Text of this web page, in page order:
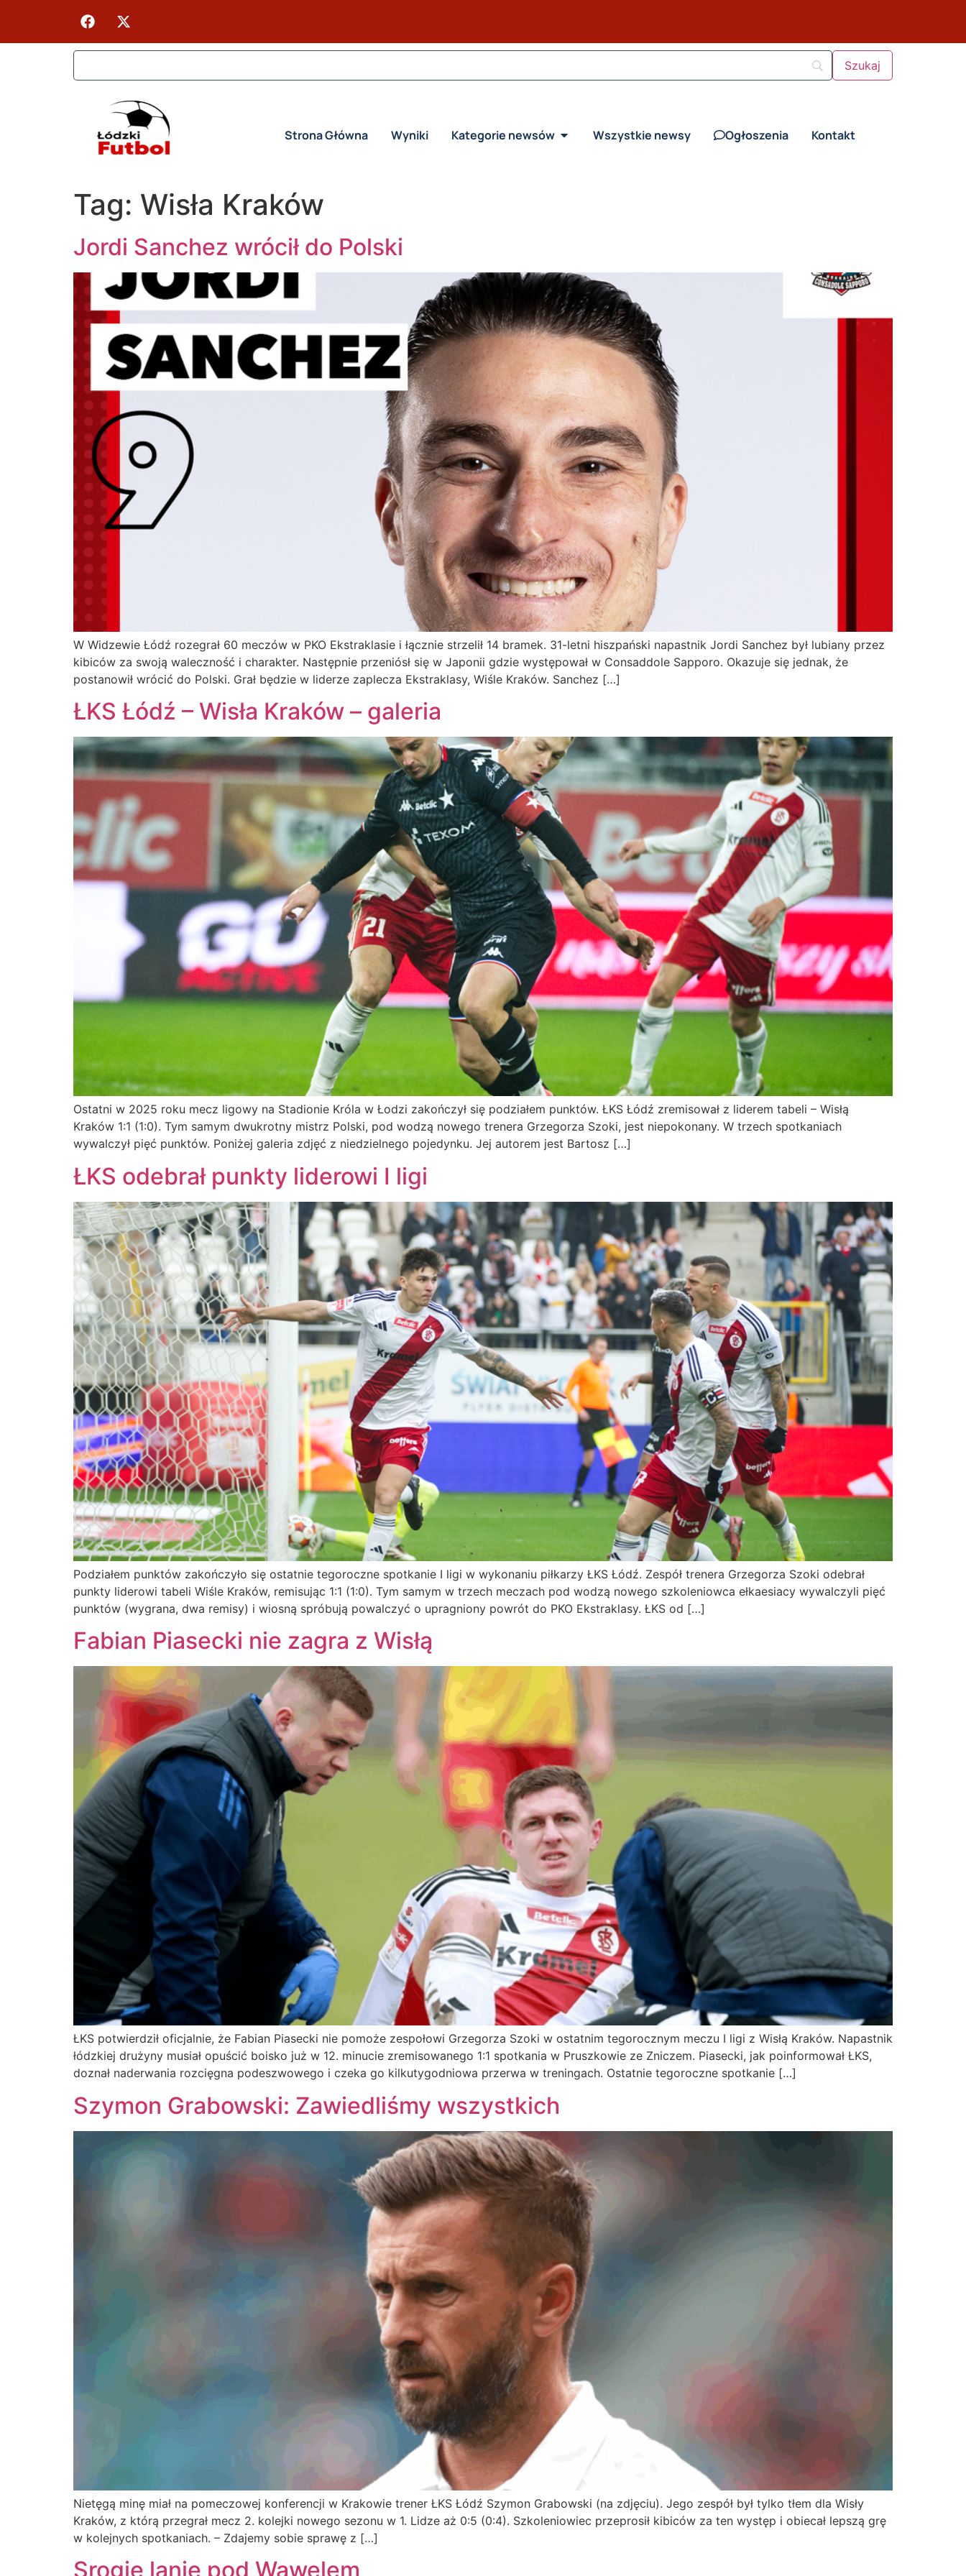
Strona Główna Wyniki Kategorie newsów Wszystkie newsy Ogłoszenia Kontakt
Tag: Wisła Kraków
Jordi Sanchez wrócił do Polski
W Widzewie Łódź rozegrał 60 meczów w PKO Ekstraklasie i łącznie strzelił 14 bramek. 31-letni hiszpański napastnik Jordi Sanchez był lubiany przez
kibiców za swoją waleczność i charakter. Następnie przeniósł się w Japonii gdzie występował w Consaddole Sapporo. Okazuje się jednak, że
postanowił wrócić do Polski. Grał będzie w liderze zaplecza Ekstraklasy, Wiśle Kraków. Sanchez […]
ŁKS Łódź – Wisła Kraków – galeria
Ostatni w 2025 roku mecz ligowy na Stadionie Króla w Łodzi zakończył się podziałem punktów. ŁKS Łódź zremisował z liderem tabeli – Wisłą
Kraków 1:1 (1:0). Tym samym dwukrotny mistrz Polski, pod wodzą nowego trenera Grzegorza Szoki, jest niepokonany. W trzech spotkaniach
wywalczył pięć punktów. Poniżej galeria zdjęć z niedzielnego pojedynku. Jej autorem jest Bartosz […]
ŁKS odebrał punkty liderowi I ligi
Podziałem punktów zakończyło się ostatnie tegoroczne spotkanie I ligi w wykonaniu piłkarzy ŁKS Łódź. Zespół trenera Grzegorza Szoki odebrał
punkty liderowi tabeli Wiśle Kraków, remisując 1:1 (1:0). Tym samym w trzech meczach pod wodzą nowego szkoleniowca ełkaesiacy wywalczyli pięć
punktów (wygrana, dwa remisy) i wiosną spróbują powalczyć o upragniony powrót do PKO Ekstraklasy. ŁKS od […]
Fabian Piasecki nie zagra z Wisłą
ŁKS potwierdził oficjalnie, że Fabian Piasecki nie pomoże zespołowi Grzegorza Szoki w ostatnim tegorocznym meczu I ligi z Wisłą Kraków. Napastnik
łódzkiej drużyny musiał opuścić boisko już w 12. minucie zremisowanego 1:1 spotkania w Pruszkowie ze Zniczem. Piasecki, jak poinformował ŁKS,
doznał naderwania rozcięgna podeszwowego i czeka go kilkutygodniowa przerwa w treningach. Ostatnie tegoroczne spotkanie […]
Szymon Grabowski: Zawiedliśmy wszystkich
Nietęgą minę miał na pomeczowej konferencji w Krakowie trener ŁKS Łódź Szymon Grabowski (na zdjęciu). Jego zespół był tylko tłem dla Wisły
Kraków, z którą przegrał mecz 2. kolejki nowego sezonu w 1. Lidze aż 0:5 (0:4). Szkoleniowiec przeprosił kibiców za ten występ i obiecał lepszą grę
w kolejnych spotkaniach. – Zdajemy sobie sprawę z […]
Srogie lanie pod Wawelem